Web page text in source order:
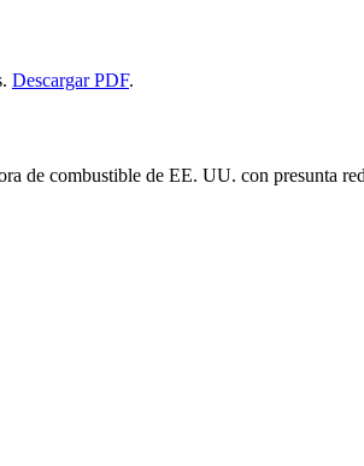
Descargar PDF.
de combustible de EE. UU. con presunta